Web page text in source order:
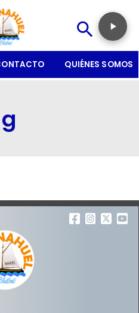
QUIÉNES SOMOS